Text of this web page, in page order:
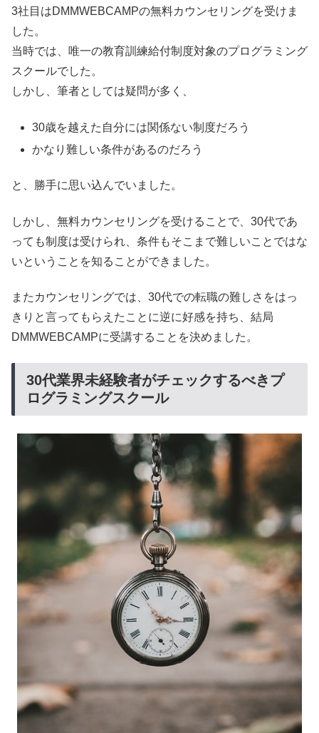
3社目はDMMWEBCAMPの無料カウンセリングを受けま
した。
当時では、唯一の教育訓練給付制度対象のプログラミング
スクールでした。
しかし、筆者としては疑問が多く、
30歳を越えた自分には関係ない制度だろう
かなり難しい条件があるのだろう
と、勝手に思い込んでいました。
しかし、無料カウンセリングを受けることで、30代であ
っても制度は受けられ、条件もそこまで難しいことではな
いということを知ることができました。
またカウンセリングでは、30代での転職の難しさをはっ
きりと言ってもらえたことに逆に好感を持ち、結局
DMMWEBCAMPに受講することを決めました。
30代業界未経験者がチェックするべきプ
ログラミングスクール